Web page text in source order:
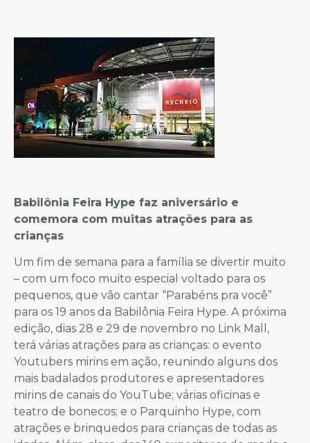
Babilônia Feira Hype faz aniversário e
comemora com muitas atrações para as
crianças
Um fim de semana para a família se divertir muito
– com um foco muito especial voltado para os
pequenos, que vão cantar “Parabéns pra você”
para os 19 anos da Babilônia Feira Hype. A próxima
edição, dias 28 e 29 de novembro no Link Mall,
terá várias atrações para as crianças: o evento
Youtubers mirins em ação, reunindo alguns dos
mais badalados produtores e apresentadores
mirins de canais do YouTube; várias oficinas e
teatro de bonecos; e o Parquinho Hype, com
atrações e brinquedos para crianças de todas as